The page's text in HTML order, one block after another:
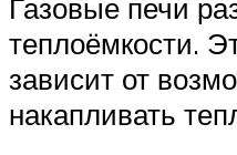
Газовые печи
теплоёмкости.
зависит от
накапливать